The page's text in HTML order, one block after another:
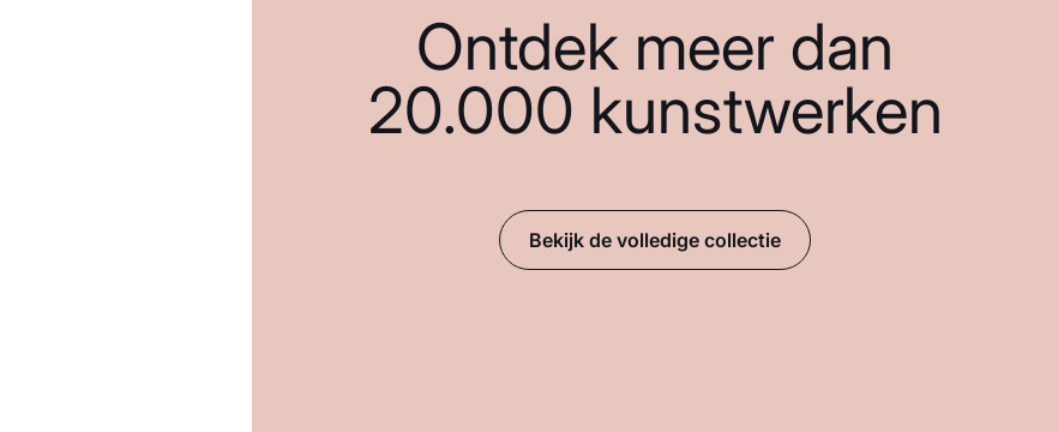
Ontdek meer dan
20.000 kunstwerken
Bekijk de volledige collectie